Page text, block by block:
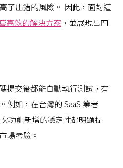
了出錯的風險。 因此，面對這
高效的解決方案 ，並展現出四
提交後都能自動執行測試，有
例如，在台灣的 SaaS 業者
功能新增的穩定性都明顯提
場考驗。